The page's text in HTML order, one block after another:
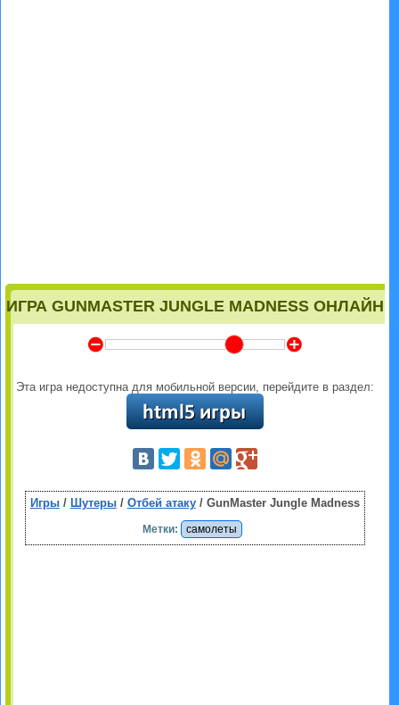
ИГРА GUNMASTER JUNGLE MADNESS ОНЛАЙН
Y Z
Эта игра недоступна для мобильной версии, перейдите в раздел:
Игры/ Шутеры/ Отбей атаку/ GunMaster Jungle Madness
Метки: самолеты